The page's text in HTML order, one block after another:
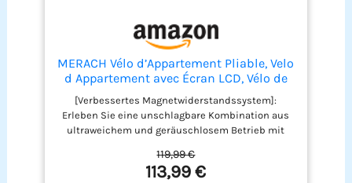
MERACH Vélo d’Appartement Pliable, Velo
d Appartement avec Écran LCD, Vélo de
Fitness Magnétique à Domicile avec
Coussin Confortable, Gain de Place, Pour
l’Entraînement Cardio, Capacité Max
136KG
[Verbessertes Magnetwiderstandssystem]:
Erleben Sie eine unschlagbare Kombination aus
ultraweichem und geräuschlosem Betrieb mit
Stufen des Magnetwiderstands verfügt. Passen
Sie die Intensität Ihres Trainings mühelos an,
119,99 €
113,99 €